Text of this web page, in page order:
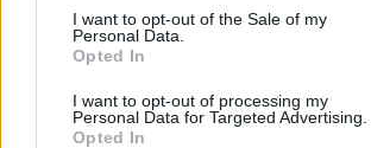
consent section.
I want to opt-out of the Sale of my
Personal Data.
Opted In
I want to opt-out of processing my
Personal Data for Targeted Advertising.
Opted In